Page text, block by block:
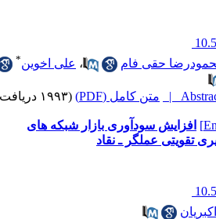
حقی فام ،علی اخوین
متن کامل (PDF) (۱۹۹۳ دریافت)
افزایش سودآوری بازار شبکه های
تقویتی عملگر ـ نقاد